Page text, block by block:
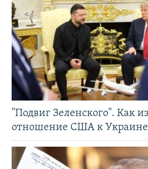
"Подвиг Зеленского". Как
отношение США к Украине